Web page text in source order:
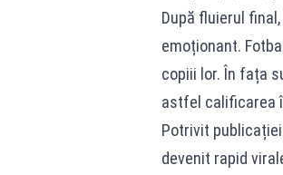
După fluierul
emoționant.
copiii lor. În fața
astfel calificarea
Potrivit publicației
devenit rapid